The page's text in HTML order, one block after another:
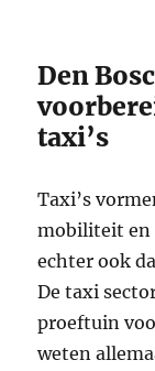
Den
taxi’s
Taxi’s
mobiliteit en
echter ook
De taxi
proeftuin
weten